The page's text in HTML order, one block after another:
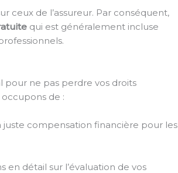
ceux de l’assureur. Par conséquent,
qui est généralement incluse
pour ne pas perdre vos droits
de :
juste compensation financière pour les
en détail sur l’évaluation de vos